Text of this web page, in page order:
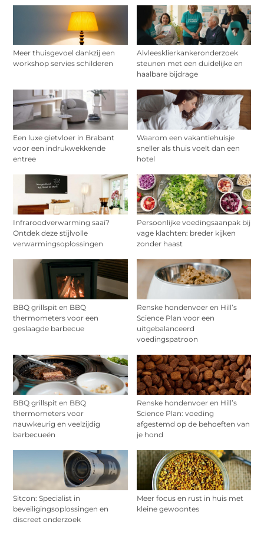
Meer thuisgevoel dankzij een
workshop servies schilderen
Alvleesklierkankeronderzoek
steunen met een duidelijke en
haalbare bijdrage
Een luxe gietvloer in Brabant
voor een indrukwekkende
entree
Waarom een vakantiehuisje
sneller als thuis voelt dan een
hotel
Infraroodverwarming saai?
Ontdek deze stijlvolle
verwarmingsoplossingen
Persoonlijke voedingsaanpak bij
vage klachten: breder kijken
zonder haast
BBQ grillspit en BBQ
thermometers voor een
geslaagde barbecue
Renske hondenvoer en Hill’s
Science Plan voor een
uitgebalanceerd
voedingspatroon
BBQ grillspit en BBQ
thermometers voor
nauwkeurig en veelzijdig
barbecueën
Renske hondenvoer en Hill’s
Science Plan: voeding
afgestemd op de behoeften van
je hond
Sitcon: Specialist in
beveiligingsoplossingen en
discreet onderzoek
Meer focus en rust in huis met
kleine gewoontes